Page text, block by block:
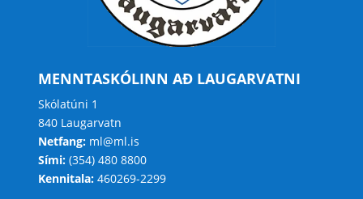
MENNTASKÓLINN AÐ LAUGARVATNI
Skólatúni 1
840 Laugarvatn
Netfang:ml@ml.is
Sími:(354) 480 8800
Kennitala:460269-2299